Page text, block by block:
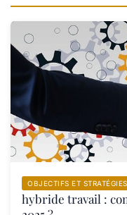
OBJECTIFS ET STRATÉGIES
hybride travail :